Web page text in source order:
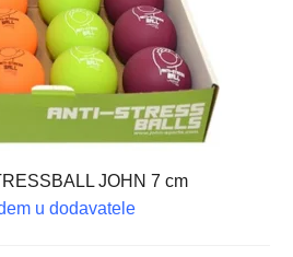
JOHN 7 cm
u dodavatele